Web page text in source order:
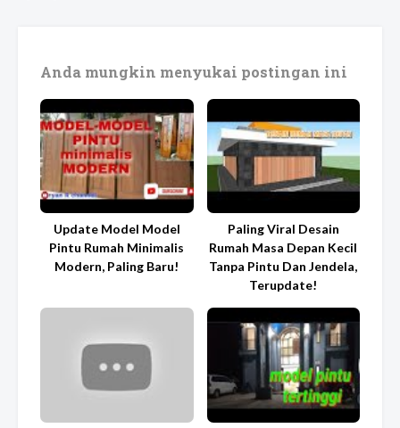
Anda mungkin menyukai postingan ini
Update Model Model
Pintu Rumah Minimalis
Modern, Paling Baru!
Paling Viral Desain
Rumah Masa Depan Kecil
Tanpa Pintu Dan Jendela,
Terupdate!